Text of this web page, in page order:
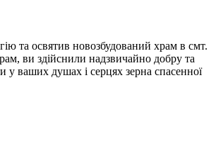
та освятив новозбудований храм в смт.
ви здійснили надзвичайно добру та
у ваших душах і серцях зерна спасенної